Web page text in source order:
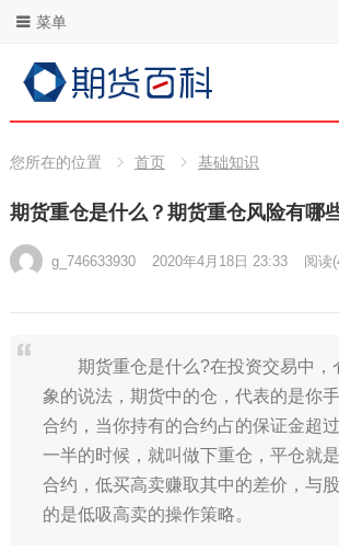
菜单
您所在的位置 首页 基础知识
期货重仓是什么？期货重仓风险有哪
g_746633930 2020年4月18日 23:33 阅读
期货重仓是什么?在投资交易中，
象的说法，期货中的仓，代表的是你
合约，当你持有的合约占的保证金超
一半的时候，就叫做下重仓，平仓就
合约，低买高卖赚取其中的差价，与
的是低吸高卖的操作策略。